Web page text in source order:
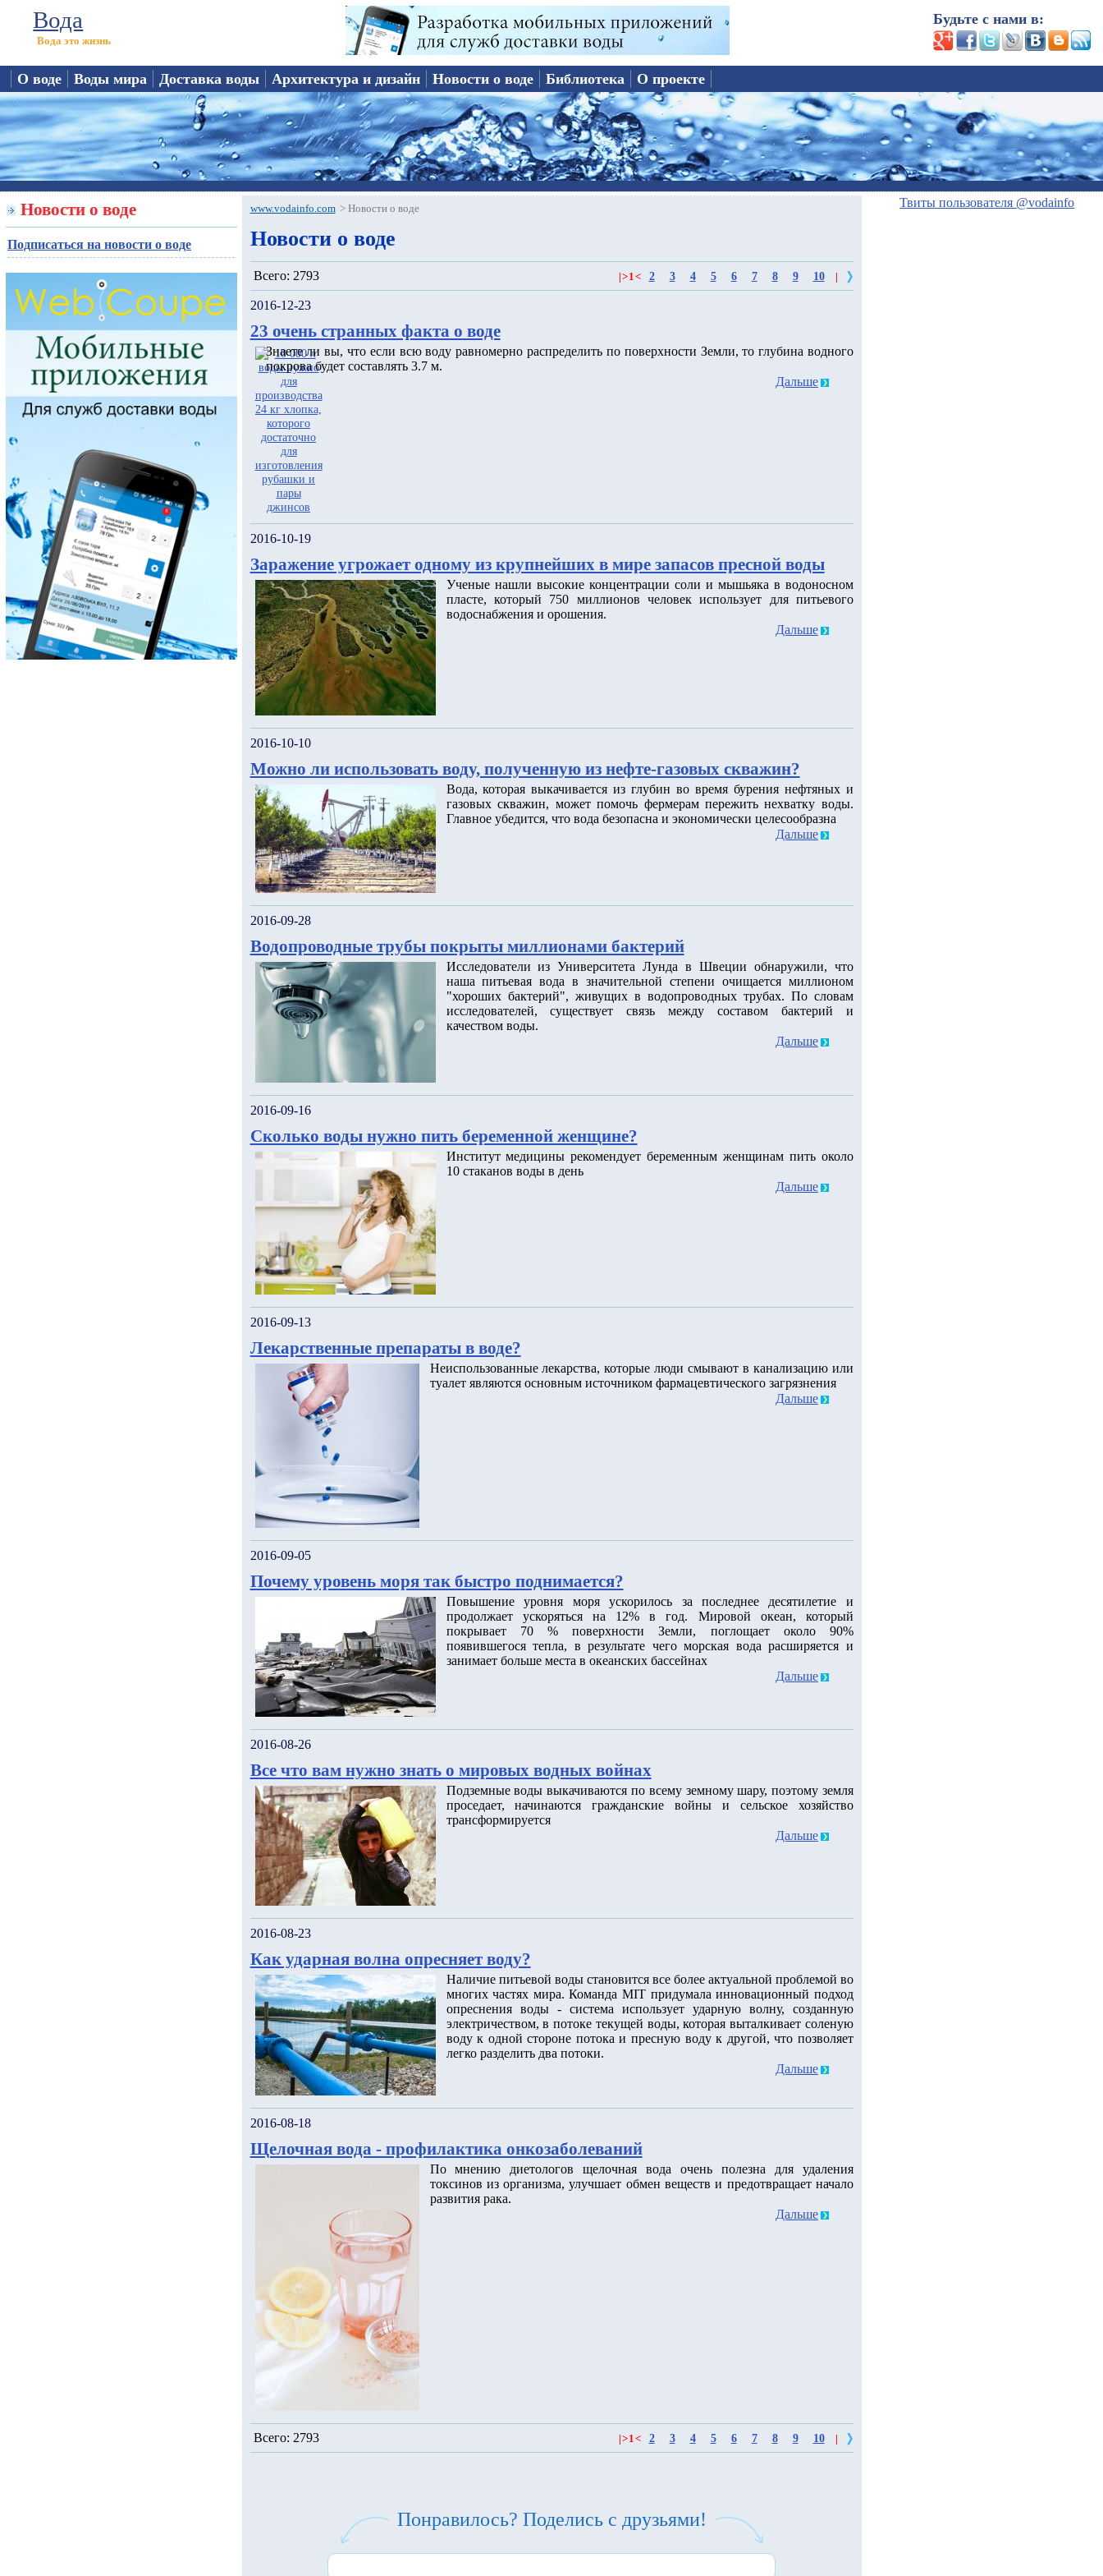
Вода
Вода это жизнь
Будьте с нами в:
О воде Воды мира Доставка воды Архитектура и дизайн Новости о воде Библиотека О проекте
Новости о воде
Подписаться на новости о воде
www.vodainfo.com > Новости о воде
Новости о воде
Всего: 2793 >1< 2 3 4 5 6 7 8 9 10
2016-12-23
23 очень странных факта о воде
Знаете ли вы, что если всю воду равномерно распределить по поверхности Земли, то глубина водного
покрова будет составлять 3.7 м.
Дальше
2016-10-19
Заражение угрожает одному из крупнейших в мире запасов пресной воды
Ученые нашли высокие концентрации соли и мышьяка в водоносном
пласте, который 750 миллионов человек использует для питьевого
водоснабжения и орошения.
Дальше
2016-10-10
Можно ли использовать воду, полученную из нефте-газовых скважин?
Вода, которая выкачивается из глубин во время бурения нефтяных и
газовых скважин, может помочь фермерам пережить нехватку воды.
Главное убедится, что вода безопасна и экономически целесообразна
Дальше
2016-09-28
Водопроводные трубы покрыты миллионами бактерий
Исследователи из Университета Лунда в Швеции обнаружили, что
наша питьевая вода в значительной степени очищается миллионом
"хороших бактерий", живущих в водопроводных трубах. По словам
исследователей, существует связь между составом бактерий и
качеством воды.
Дальше
2016-09-16
Сколько воды нужно пить беременной женщине?
Институт медицины рекомендует беременным женщинам пить около
10 стаканов воды в день
Дальше
2016-09-13
Лекарственные препараты в воде?
Неиспользованные лекарства, которые люди смывают в канализацию или
туалет являются основным источником фармацевтического загрязнения
Дальше
2016-09-05
Почему уровень моря так быстро поднимается?
Повышение уровня моря ускорилось за последнее десятилетие и
продолжает ускоряться на 12% в год. Мировой океан, который
покрывает 70 % поверхности Земли, поглощает около 90%
появившегося тепла, в результате чего морская вода расширяется и
занимает больше места в океанских бассейнах
Дальше
2016-08-26
Все что вам нужно знать о мировых водных войнах
Подземные воды выкачиваются по всему земному шару, поэтому земля
проседает, начинаются гражданские войны и сельское хозяйство
трансформируется
Дальше
2016-08-23
Как ударная волна опресняет воду?
Наличие питьевой воды становится все более актуальной проблемой во
многих частях мира. Команда MIT придумала инновационный подход
опреснения воды - система использует ударную волну, созданную
электричеством, в потоке текущей воды, которая выталкивает соленую
воду к одной стороне потока и пресную воду к другой, что позволяет
легко разделить два потоки.
Дальше
2016-08-18
Щелочная вода - профилактика онкозаболеваний
По мнению диетологов щелочная вода очень полезна для удаления
токсинов из организма, улучшает обмен веществ и предотвращает начало
развития рака.
Дальше
Всего: 2793 >1< 2 3 4 5 6 7 8 9 10
Понравилось? Поделись с друзьями!
Твиты пользователя @vodainfo